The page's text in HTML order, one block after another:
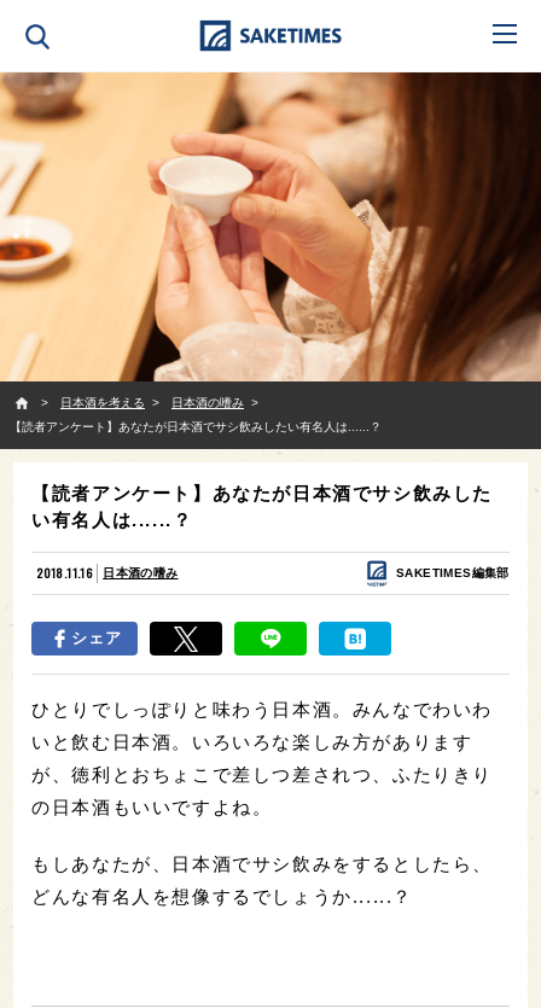
日本酒を考える
日本酒の嗜み
【読者アンケート】あなたが日本酒でサシ飲みしたい有名人は......？
【読者アンケート】あなたが日本酒でサシ飲みした
い有名人は......？
2018.11.16 日本酒の嗜み SAKETIMES編集部
シェア
ひとりでしっぽりと味わう日本酒。みんなでわいわ
いと飲む日本酒。いろいろな楽しみ方があります
が、徳利とおちょこで差しつ差されつ、ふたりきり
の日本酒もいいですよね。
もしあなたが、日本酒でサシ飲みをするとしたら、
どんな有名人を想像するでしょうか......？